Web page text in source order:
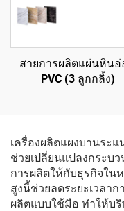
สายการผลิตแผ่นหิน
PVC (3 ลูกกลิ้ง)
เครื่องผลิตแผงบานระ
ช่วยเปลี่ยนแปลงกระบ
การผลิตให้กับธุรกิจใน
สูงนี้ช่วยลดระยะเวลา
ผลิตแบบใช้มือ ทำให้บ